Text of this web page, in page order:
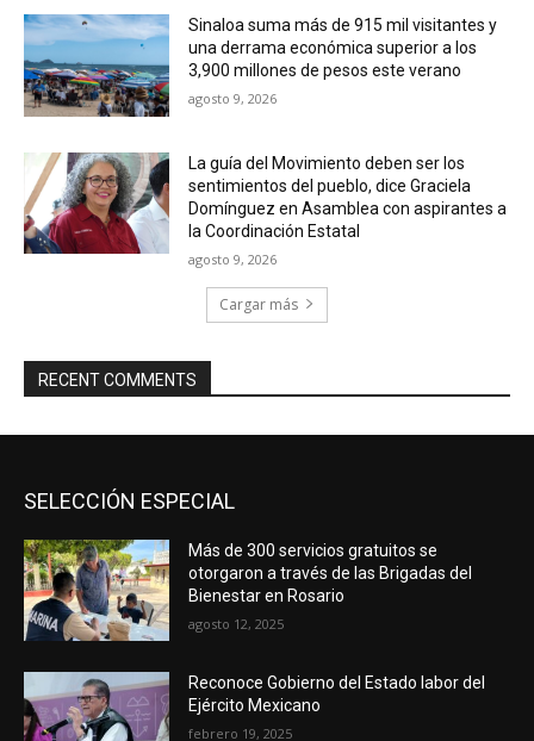
Sinaloa suma más de 915 mil visitantes y
una derrama económica superior a los
3,900 millones de pesos este verano
agosto 9, 2026
La guía del Movimiento deben ser los
sentimientos del pueblo, dice Graciela
Domínguez en Asamblea con aspirantes a
la Coordinación Estatal
agosto 9, 2026
Cargar más
RECENT COMMENTS
SELECCIÓN ESPECIAL
Más de 300 servicios gratuitos se
otorgaron a través de las Brigadas del
Bienestar en Rosario
agosto 12, 2025
Reconoce Gobierno del Estado labor del
Ejército Mexicano
febrero 19, 2025